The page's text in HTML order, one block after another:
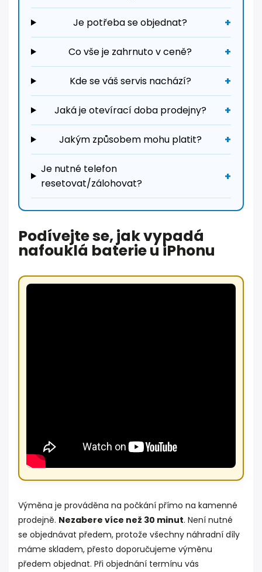
Je potřeba se objednat?
Co vše je zahrnuto v ceně?
Kde se váš servis nachází?
Jaká je otevírací doba prodejny?
Jakým způsobem mohu platit?
Je nutné telefon
resetovat/zálohovat?
Podívejte se, jak vypadá
nafouklá baterie u iPhonu
Výměna je prováděna na počkání přímo na kamenné
prodejně. Nezabere více než 30 minut. Není nutné
se objednávat předem, protože všechny náhradní díly
máme skladem, přesto doporučujeme výměnu
předem objednat. Při objednání termínu vás